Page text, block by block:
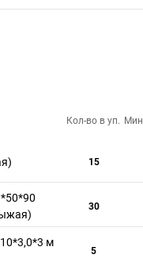
Кол-во в уп.
15
30
м
5